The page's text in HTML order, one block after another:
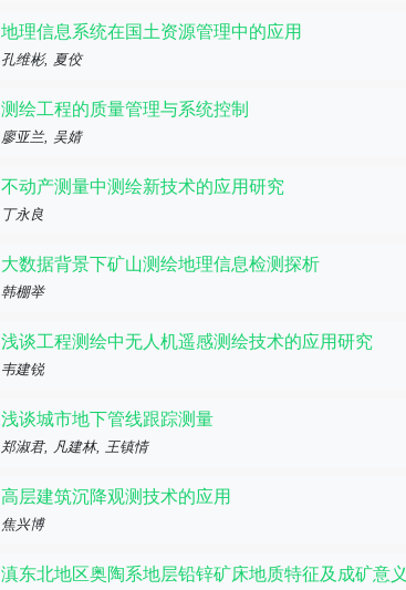
地理信息系统在国土资源管理中的应用
孔维彬, 夏佼
测绘工程的质量管理与系统控制
廖亚兰, 吴婧
不动产测量中测绘新技术的应用研究
丁永良
大数据背景下矿山测绘地理信息检测探析
韩棚举
浅谈工程测绘中无人机遥感测绘技术的应用研究
韦建锐
浅谈城市地下管线跟踪测量
郑淑君, 凡建林, 王镇情
高层建筑沉降观测技术的应用
焦兴博
滇东北地区奥陶系地层铅锌矿床地质特征及成矿意义